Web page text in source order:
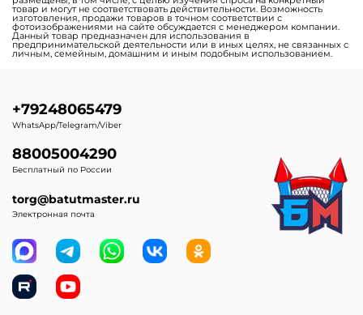
товар и могут не соответствовать действительности. Возможность
изготовления, продажи товаров в точном соответствии с
фотоизображениями на сайте обсуждается с менеджером компании.
Данный товар предназначен для использования в
предпринимательской деятельности или в иных целях, не связанных с
личным, семейным, домашним и иным подобным использованием.
+79248065479
WhatsApp/Telegram/Viber
88005004290
Бесплатный по России
torg@batutmaster.ru
Электронная почта